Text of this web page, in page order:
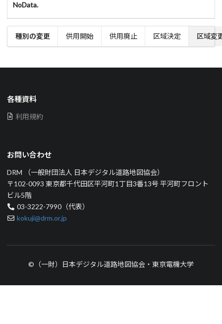
NoData.
種別の変更 供用開始 供用廃止 区域決定 区域変
各種資料
利用規約
お問い合わせ
DRM （一般財団法人 日本デジタル道路地図協会）
〒102-0093 東京都千代田区平河町1丁目3番13号 平河町フロント
ビル5階
03-3222-7990（代表）
kokuji@drm.or.jp
©（一財）日本デジタル道路地図協会・東京電機大学